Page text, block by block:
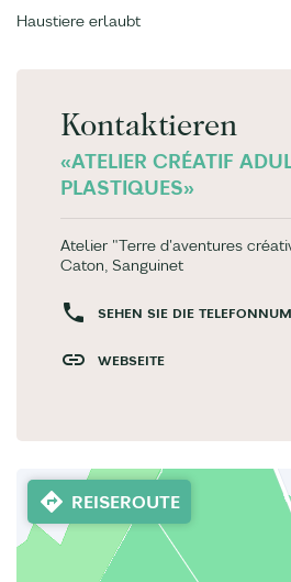
Haustiere erlaubt
Kontaktieren
«ATELIER CRÉATIF
PLASTIQUES»
Atelier "Terre d'aventures
Caton, Sanguinet
SEHEN SIE DIE
WEBSEITE
REISEROUTE